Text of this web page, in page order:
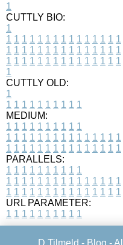
1
CUTTLY BIO:
1
1 1 1 1 1 1 1 1 1 1 1 1 1 1 1
1 1 1 1 1 1 1 1 1 1 1 1 1 1 1
1 1 1 1 1 1 1 1 1 1 1 1 1 1 1
1
CUTTLY OLD:
1
1 1 1 1 1 1 1 1 1 1
MEDIUM:
1 1 1 1 1 1 1 1 1 1
1 1 1 1 1 1 1 1 1 1 1 1 1 1 1
1 1 1 1 1 1 1 1 1 1 1 1 1 1 1
PARALLELS:
1 1 1 1 1 1 1 1 1 1
1 1 1 1 1 1 1 1 1 1 1 1 1 1 1
1 1 1 1 1 1 1 1 1 1 1 1 1 1 1
URL PARAMETER:
1 1 1 1 1 1 1 1 1 1